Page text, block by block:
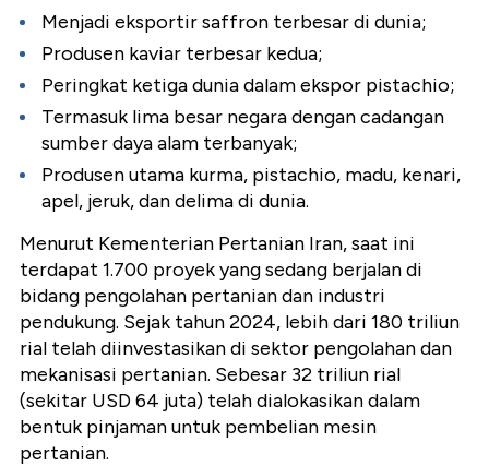
Menjadi eksportir saffron terbesar di dunia;
Produsen kaviar terbesar kedua;
Peringkat ketiga dunia dalam ekspor pistachio;
Termasuk lima besar negara dengan cadangan
sumber daya alam terbanyak;
Produsen utama kurma, pistachio, madu, kenari,
apel, jeruk, dan delima di dunia.
Menurut Kementerian Pertanian Iran, saat ini
terdapat 1.700 proyek yang sedang berjalan di
bidang pengolahan pertanian dan industri
pendukung. Sejak tahun 2024, lebih dari 180 triliun
rial telah diinvestasikan di sektor pengolahan dan
mekanisasi pertanian. Sebesar 32 triliun rial
(sekitar USD 64 juta) telah dialokasikan dalam
bentuk pinjaman untuk pembelian mesin
pertanian.